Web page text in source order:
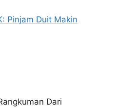
Pinjam Duit Makin
Dari